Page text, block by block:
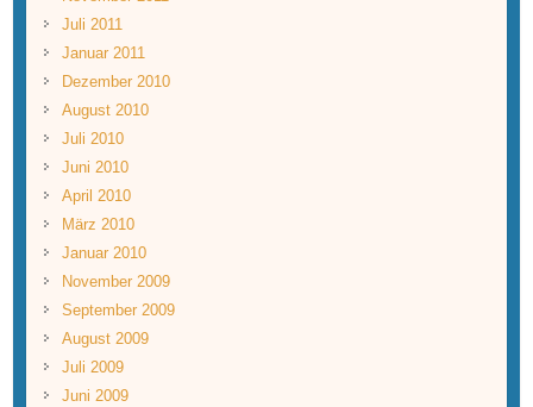
Juli 2011
Januar 2011
Dezember 2010
August 2010
Juli 2010
Juni 2010
April 2010
März 2010
Januar 2010
November 2009
September 2009
August 2009
Juli 2009
Juni 2009